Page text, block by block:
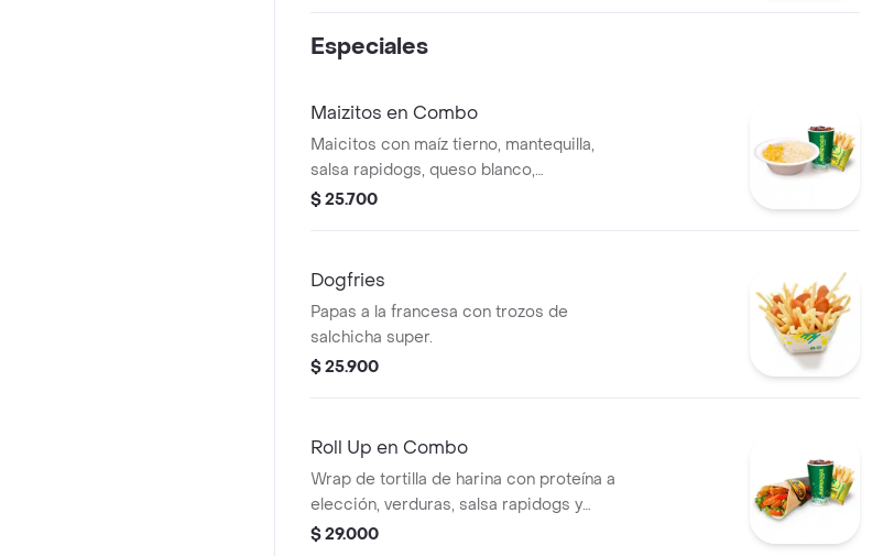
Especiales
Maizitos en Combo
Maicitos con maíz tierno, mantequilla,
salsa rapidogs, queso blanco,
acompañado con papas francesas y
$ 25.700
Dogfries
Papas a la francesa con trozos de
salchicha super.
$ 25.900
Roll Up en Combo
Wrap de tortilla de harina con proteína a
elección, verduras, salsa rapidogs y
pimienta, acompañado de papas y
$ 29.000